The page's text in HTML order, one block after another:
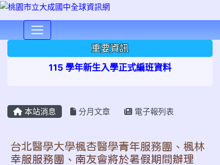
重要資訊
115 學年新生入學正式編班資料
本站消息 分月文章 電子報列表
台北醫學大學楓杏醫學青年服務團、楓林
幸服服務團、南友會將於暑假期間辦理